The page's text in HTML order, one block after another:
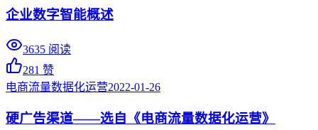
企业数字智能概述
3635 阅读
281 赞
电商流量数据化运营2022-01-26
硬广告渠道——选自《电商流量数据化运营》